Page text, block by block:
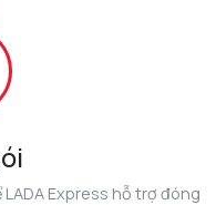
Express hỗ trợ đóng